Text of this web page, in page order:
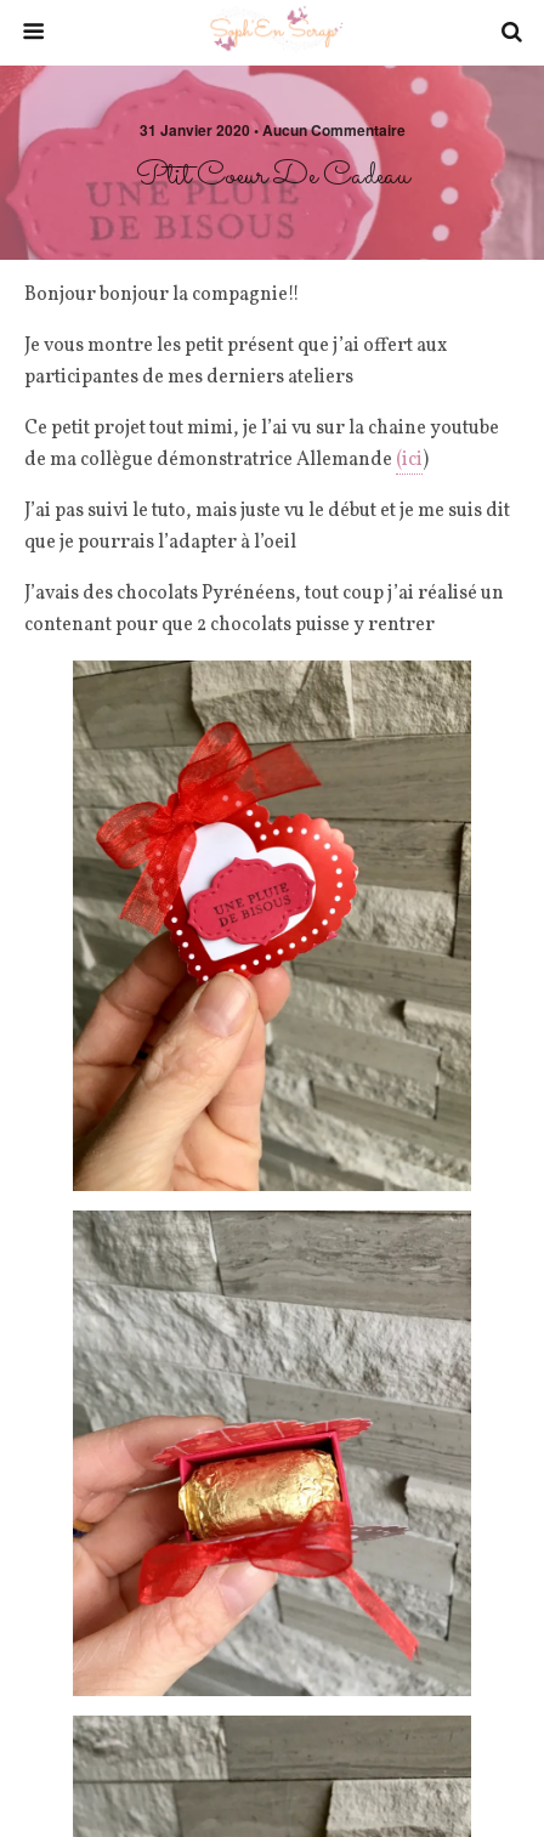
31 Janvier 2020 • Aucun Commentaire
Ptit Coeur De Cadeau
Bonjour bonjour la compagnie!!
Je vous montre les petit présent que j’ai offert aux
participantes de mes derniers ateliers
Ce petit projet tout mimi, je l’ai vu sur la chaine youtube
de ma collègue démonstratrice Allemande (ici)
J’ai pas suivi le tuto, mais juste vu le début et je me suis dit
que je pourrais l’adapter à l’oeil
J’avais des chocolats Pyrénéens, tout coup j’ai réalisé un
contenant pour que 2 chocolats puisse y rentrer